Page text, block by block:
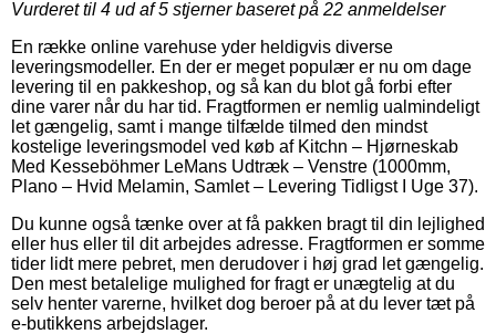
Vurderet til 4 ud af 5 stjerner baseret på 22 anmeldelser
En række online varehuse yder heldigvis diverse
leveringsmodeller. En der er meget populær er nu om dage
levering til en pakkeshop, og så kan du blot gå forbi efter
dine varer når du har tid. Fragtformen er nemlig ualmindeligt
let gængelig, samt i mange tilfælde tilmed den mindst
kostelige leveringsmodel ved køb af Kitchn – Hjørneskab
Med Kesseböhmer LeMans Udtræk – Venstre (1000mm,
Plano – Hvid Melamin, Samlet – Levering Tidligst I Uge 37).
Du kunne også tænke over at få pakken bragt til din lejlighed
eller hus eller til dit arbejdes adresse. Fragtformen er somme
tider lidt mere pebret, men derudover i høj grad let gængelig.
Den mest betalelige mulighed for fragt er unægtelig at du
selv henter varerne, hvilket dog beroer på at du lever tæt på
e-butikkens arbejdslager.